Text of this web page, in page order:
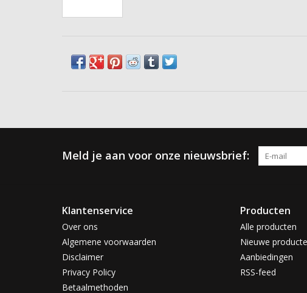
Meld je aan voor onze nieuwsbrief:
Klantenservice
Over ons
Algemene voorwaarden
Disclaimer
Privacy Policy
Betaalmethoden
Producten
Alle producten
Nieuwe
Aanbiedingen
RSS-feed